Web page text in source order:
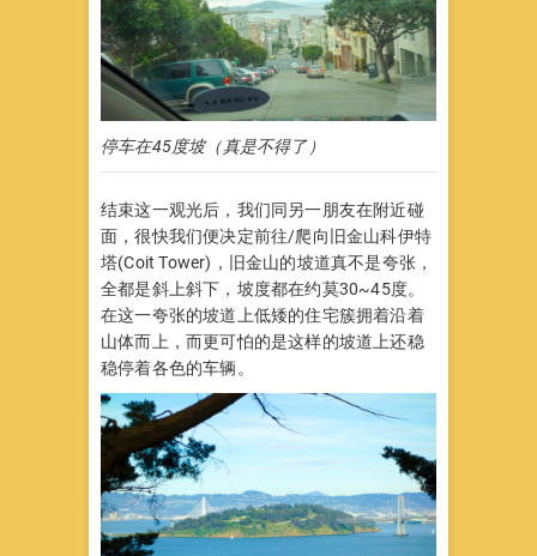
停车在45度坡（真是不得了）
结束这一观光后，我们同另一朋友在附近碰
面，很快我们便决定前往/爬向旧金山科伊特
塔(Coit Tower)，旧金山的坡道真不是夸张，
全都是斜上斜下，坡度都在约莫30~45度。
在这一夸张的坡道上低矮的住宅簇拥着沿着
山体而上，而更可怕的是这样的坡道上还稳
稳停着各色的车辆。